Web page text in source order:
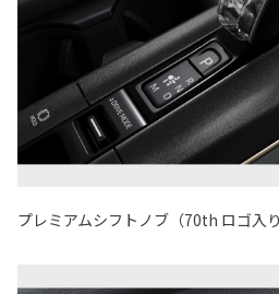
プレミアムシフトノブ（70th ロゴ入り